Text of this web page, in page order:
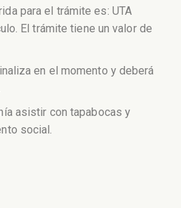
para el trámite es: UTA
El trámite tiene un valor de
en el momento y deberá
asistir con tapabocas y
social.